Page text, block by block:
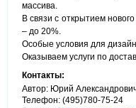
массива.
В связи с открытием
– до 20%.
Особые условия для
Оказываем услуги по
Контакты:
Автор: Юрий
Телефон: (495)780-75-24